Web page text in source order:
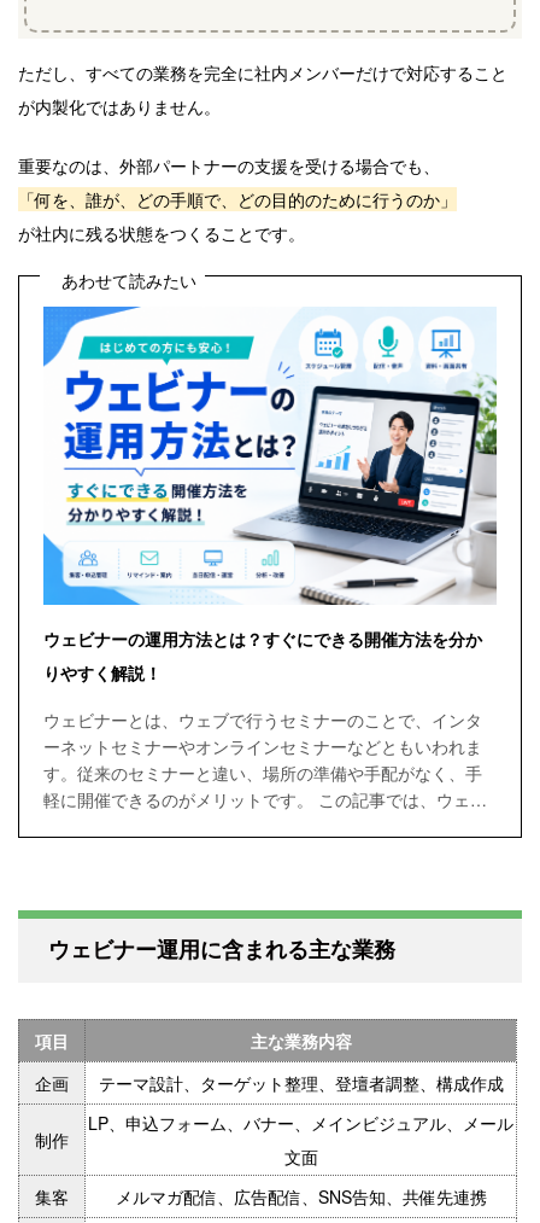
ただし、すべての業務を完全に社内メンバーだけで対応すること
が内製化ではありません。
重要なのは、外部パートナーの支援を受ける場合でも、
「何を、誰が、どの手順で、どの目的のために行うのか」
が社内に残る状態をつくることです。
あわせて読みたい
ウェビナーの運用方法とは？すぐにできる開催方法を分か
りやすく解説！
ウェビナーとは、ウェブで行うセミナーのことで、インタ
ーネットセミナーやオンラインセミナーなどともいわれま
す。従来のセミナーと違い、場所の準備や手配がなく、手
軽に開催できるのがメリットです。 この記事では、ウェビ
ウェビナー運用に含まれる主な業務
項目
主な業務内容
企画
テーマ設計、ターゲット整理、登壇者調整、構成作成
制作
LP、申込フォーム、バナー、メインビジュアル、メール
文面
集客
メルマガ配信、広告配信、SNS告知、共催先連携